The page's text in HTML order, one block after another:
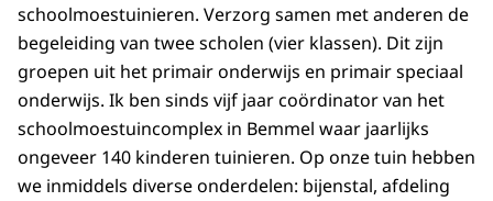
schoolmoestuinieren. Verzorg samen met anderen de
begeleiding van twee scholen (vier klassen). Dit zijn
groepen uit het primair onderwijs en primair speciaal
onderwijs. Ik ben sinds vijf jaar coördinator van het
schoolmoestuincomplex in Bemmel waar jaarlijks
ongeveer 140 kinderen tuinieren. Op onze tuin hebben
we inmiddels diverse onderdelen: bijenstal, afdeling